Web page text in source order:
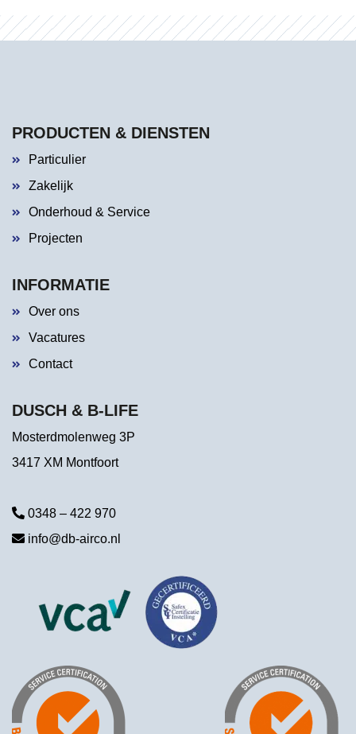
PRODUCTEN & DIENSTEN
Particulier
Zakelijk
Onderhoud & Service
Projecten
INFORMATIE
Over ons
Vacatures
Contact
DUSCH & B-LIFE
Mosterdmolenweg 3P
3417 XM Montfoort
0348 – 422 970
info@db-airco.nl